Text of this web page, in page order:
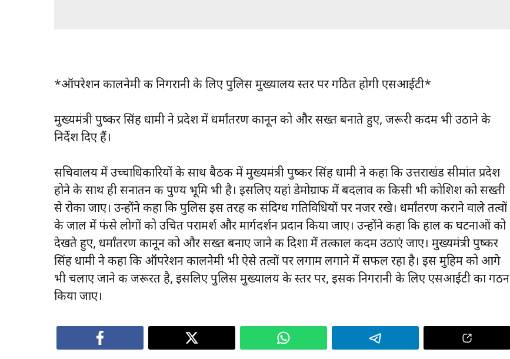
*ऑपरेशन कालनेमी की निगरानी के लिए पुलिस मुख्यालय स्तर पर गठित होगी एसआईटी*
मुख्यमंत्री पुष्कर सिंह धामी ने प्रदेश में धर्मांतरण कानून को और सख्त बनाते हुए, जरूरी कदम भी उठाने के
निर्देश दिए हैं।
सचिवालय में उच्चाधिकारियों के साथ बैठक में मुख्यमंत्री पुष्कर सिंह धामी ने कहा कि उत्तराखंड सीमांत प्रदेश
होने के साथ ही सनातन की पुण्य भूमि भी है। इसलिए यहां डेमोग्राफी में बदलाव की किसी भी कोशिश को सख्ती
से रोका जाए। उन्होंने कहा कि पुलिस इस तरह की संदिग्ध गतिविधियों पर नजर रखे। धर्मांतरण कराने वाले तत्वों
के जाल में फंसे लोगों को उचित परामर्श और मार्गदर्शन प्रदान किया जाए। उन्होंने कहा कि हाल की घटनाओं को
देखते हुए, धर्मांतरण कानून को और सख्त बनाए जाने की दिशा में तत्काल कदम उठाएं जाए। मुख्यमंत्री पुष्कर
सिंह धामी ने कहा कि ऑपरेशन कालनेमी भी ऐसे तत्वों पर लगाम लगाने में सफल रहा है। इस मुहिम को आगे
भी चलाए जाने की जरूरत है, इसलिए पुलिस मुख्यालय के स्तर पर, इसकी निगरानी के लिए एसआईटी का गठन
किया जाए।